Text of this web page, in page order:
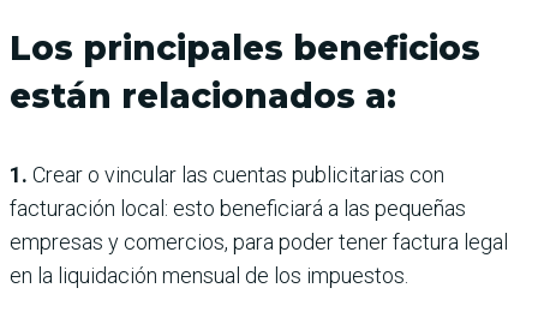
Los principales beneficios
están relacionados a:
1. Crear o vincular las cuentas publicitarias con
facturación local: esto beneficiará a las pequeñas
empresas y comercios, para poder tener factura legal
en la liquidación mensual de los impuestos.